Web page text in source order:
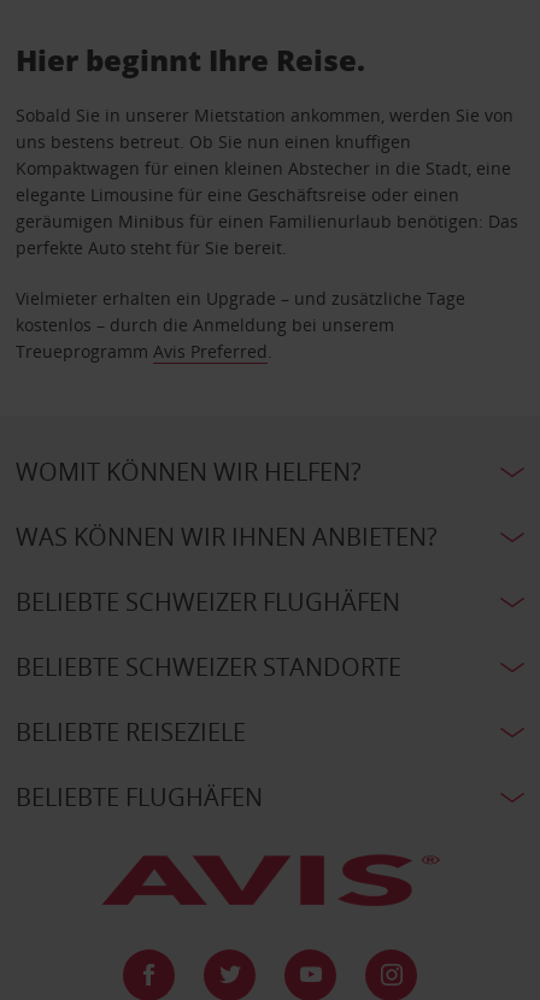
Hier beginnt Ihre Reise.
Sobald Sie in unserer Mietstation ankommen, werden Sie von
uns bestens betreut. Ob Sie nun einen knuffigen
Kompaktwagen für einen kleinen Abstecher in die Stadt, eine
elegante Limousine für eine Geschäftsreise oder einen
geräumigen Minibus für einen Familienurlaub benötigen: Das
perfekte Auto steht für Sie bereit.
Vielmieter erhalten ein Upgrade – und zusätzliche Tage
kostenlos – durch die Anmeldung bei unserem
Treueprogramm Avis Preferred
WOMIT KÖNNEN WIR HELFEN?
WAS KÖNNEN WIR IHNEN ANBIETEN?
BELIEBTE SCHWEIZER FLUGHÄFEN
BELIEBTE SCHWEIZER STANDORTE
BELIEBTE REISEZIELE
BELIEBTE FLUGHÄFEN